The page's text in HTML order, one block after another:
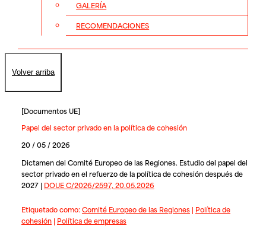
GALERÍA
RECOMENDACIONES
Volver arriba
[Documentos UE]
Papel del sector privado en la política de cohesión
20 / 05 / 2026
Dictamen del Comité Europeo de las Regiones. Estudio del papel del
sector privado en el refuerzo de la política de cohesión después de
2027 | DOUE C/2026/2597, 20.05.2026
Etiquetado como:Comité Europeo de las Regiones| Política de
cohesión| Política de empresas